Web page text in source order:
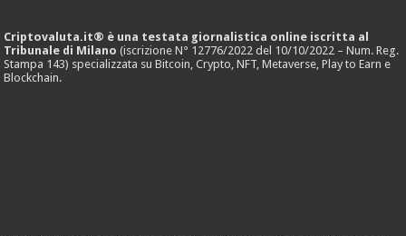
Criptovaluta.it® è una testata giornalistica online iscritta al
Tribunale di Milano (iscrizione N° 12776/2022 del 10/10/2022 – Num. Reg.
Stampa 143) specializzata su Bitcoin, Crypto, NFT, Metaverse, Play to Earn e
Blockchain.